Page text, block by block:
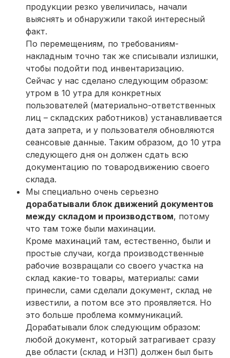
продукции резко увеличилась, начали
выяснять и обнаружили такой интересный
факт.
По перемещениям, по требованиям-
накладным точно так же списывали излишки,
чтобы подойти под инвентаризацию.
Сейчас у нас сделано следующим образом:
утром в 10 утра для конкретных
пользователей (материально-ответственных
лиц – складских работников) устанавливается
дата запрета, и у пользователя обновляются
сеансовые данные. Таким образом, до 10 утра
следующего дня он должен сдать всю
документацию по товародвижению своего
склада.
Мы специально очень серьезно
дорабатывали блок движений документов
между складом и производством, потому
что там тоже были махинации.
Кроме махинаций там, естественно, были и
простые случаи, когда производственные
рабочие возвращали со своего участка на
склад какие-то товары, материалы: сами
принесли, сами сделали документ, склад не
известили, а потом все это проявляется. Но
это больше проблема коммуникаций.
Дорабатывали блок следующим образом:
любой документ, который затрагивает сразу
две области (склад и НЗП) должен был быть